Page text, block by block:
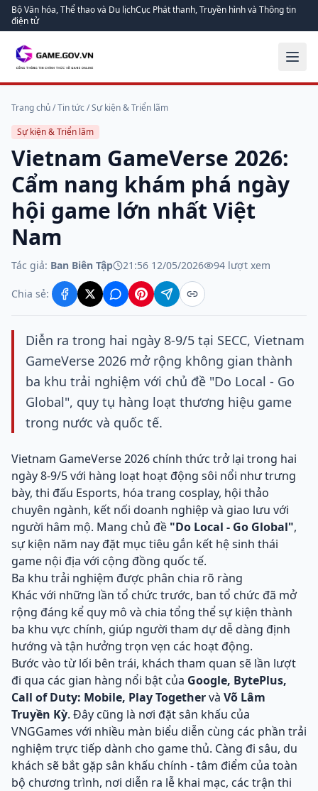
Bộ Văn hóa, Thể thao và Du lịchCục Phát thanh, Truyền hình và Thông tin
điện tử
Trang chủ/Tin tức/Sự kiện & Triển lãm
Sự kiện & Triển lãm
Vietnam GameVerse 2026:
Cẩm nang khám phá ngày
hội game lớn nhất Việt
Nam
Tác giả: Ban Biên Tập 21:56 12/05/2026 94 lượt xem
Chia sẻ:
Diễn ra trong hai ngày 8-9/5 tại SECC, Vietnam
GameVerse 2026 mở rộng không gian thành
ba khu trải nghiệm với chủ đề "Do Local - Go
Global", quy tụ hàng loạt thương hiệu game
trong nước và quốc tế.
Vietnam GameVerse 2026 chính thức trở lại trong hai
ngày 8-9/5 với hàng loạt hoạt động sôi nổi như trưng
bày, thi đấu Esports, hóa trang cosplay, hội thảo
chuyên ngành, kết nối doanh nghiệp và giao lưu với
người hâm mộ. Mang chủ đề "Do Local - Go Global",
sự kiện năm nay đặt mục tiêu gắn kết hệ sinh thái
game nội địa với cộng đồng quốc tế.
Ba khu trải nghiệm được phân chia rõ ràng
Khác với những lần tổ chức trước, ban tổ chức đã mở
rộng đáng kể quy mô và chia tổng thể sự kiện thành
ba khu vực chính, giúp người tham dự dễ dàng định
hướng và tận hưởng trọn vẹn các hoạt động.
Bước vào từ lối bên trái, khách tham quan sẽ lần lượt
đi qua các gian hàng nổi bật của Google, BytePlus,
Call of Duty: Mobile, Play Togethervà Võ Lâm
Truyền Kỳ. Đây cũng là nơi đặt sân khấu của
VNGGames với nhiều màn biểu diễn cùng các phần trải
nghiệm trực tiếp dành cho game thủ. Càng đi sâu, du
khách sẽ bắt gặp sân khấu chính - tâm điểm của toàn
bộ chương trình, nơi diễn ra lễ khai mạc, các trận thi